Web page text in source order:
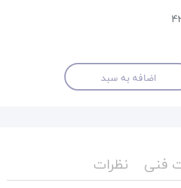
اضافه به سبد
فنی نظرات